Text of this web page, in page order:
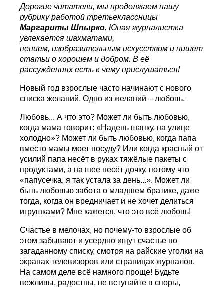
Дорогие читатели, мы продолжаем нашу
рубрику работой третьеклассницы
Маргариты Шпырко. Юная журналистка
увлекается шахматами,
пением, изобразительным искусством и пишет
статьи о хорошем и добром. В её
рассуждениях есть к чему прислушаться!
Новый год взрослые часто начинают с нового
списка желаний. Одно из желаний – любовь.
Любовь... А что это? Может ли быть любовью,
когда мама говорит: «Надень шапку, на улице
холодно»? Может ли быть любовью, когда папа
вместо мамы моет посуду? Или когда красный от
усилий папа несёт в руках тяжёлые пакеты с
продуктами, а на шее несёт дочку, потому что
«папусечка, я так устала за день...». Может ли
быть любовью забота о младшем братике, даже
тогда, когда он вредничает и не хочет делиться
игрушками? Мне кажется, что это всё любовь!
Счастье в мелочах, но почему-то взрослые об
этом забывают и усердно ищут счастье по
загаданному списку, смотря на райские уголки на
экранах телевизоров или страницах журналов.
На самом деле всё намного проще! Будьте
вежливы, радостны, не вступайте в споры,